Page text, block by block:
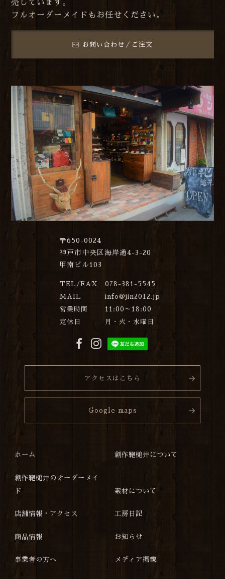
売しています。
フルオーダーメイドもお任せください。
お問い合わせ／ご注文
〒650-0024
神戸市中央区海岸通4-3-20
甲南ビル103
TEL/FAX
078-381-5545
MAIL
info@jin2012.jp
営業時間
11:00～18:00
定休日
月・火・水曜日
アクセスはこちら
Google maps
ホーム 創作鞄槌井について
創作鞄槌井のオーダーメイ
ド
素材について
店舗情報・アクセス 工房日記
商品情報 お知らせ
事業者の方へ メディア掲載